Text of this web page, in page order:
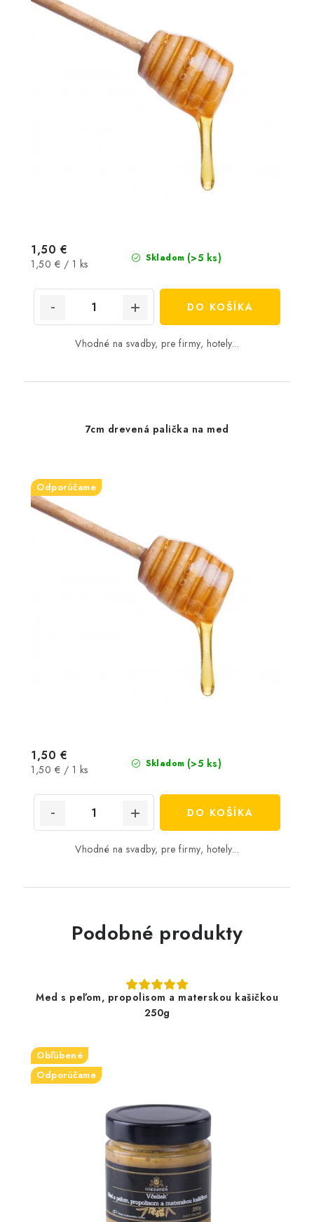
Skladom (>5 ks)
1,50 €
Jednotková
1,50 € / 1 ks
DO KOŠÍKA
Vhodné na svadby, pre firmy, hotely...
7cm drevená palička na med
Odporúčame
Skladom (>5 ks)
1,50 €
Jednotková
1,50 € / 1 ks
DO KOŠÍKA
Vhodné na svadby, pre firmy, hotely...
Podobné produkty
Med s peľom, propolisom a materskou kašičkou
250g
Obľúbené
Odporúčame